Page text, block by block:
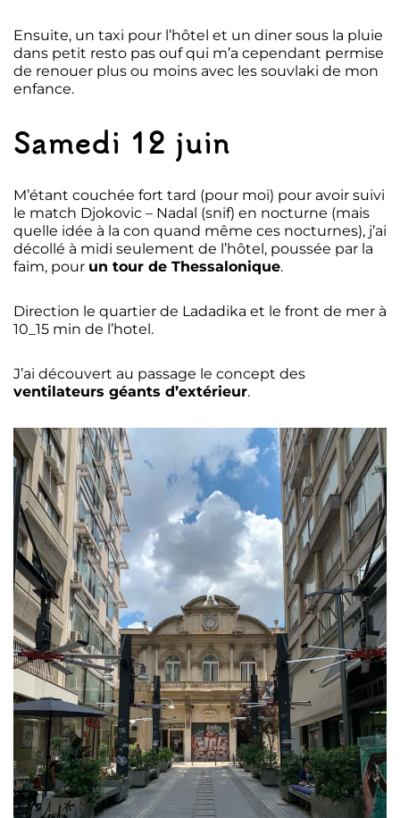
Ensuite, un taxi pour l’hôtel et un diner sous la pluie
dans petit resto pas ouf qui m’a cependant permise
de renouer plus ou moins avec les souvlaki de mon
enfance.
Samedi 12 juin
M’étant couchée fort tard (pour moi) pour avoir suivi
le match Djokovic – Nadal (snif) en nocturne (mais
quelle idée à la con quand même ces nocturnes), j’ai
décollé à midi seulement de l’hôtel, poussée par la
faim, pour un tour de Thessalonique.
Direction le quartier de Ladadika et le front de mer à
10_15 min de l’hotel.
J’ai découvert au passage le concept des
ventilateurs géants d’extérieur.